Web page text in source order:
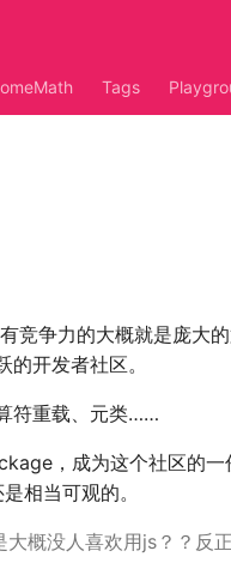
Tags
竞争力的大概就是庞大
的开发者社区。
符重载、元类……
，成为这个社区的一
相当可观的。
概没人喜欢用js？？反